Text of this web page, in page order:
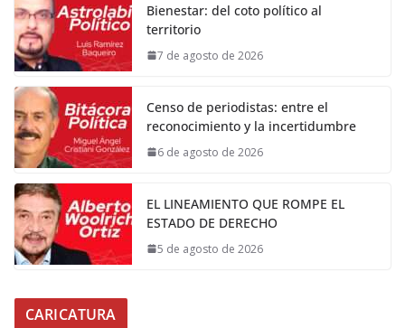
Bienestar: del coto político al
territorio
7 de agosto de 2026
Censo de periodistas: entre el
reconocimiento y la incertidumbre
6 de agosto de 2026
EL LINEAMIENTO QUE ROMPE EL
ESTADO DE DERECHO
5 de agosto de 2026
CARICATURA